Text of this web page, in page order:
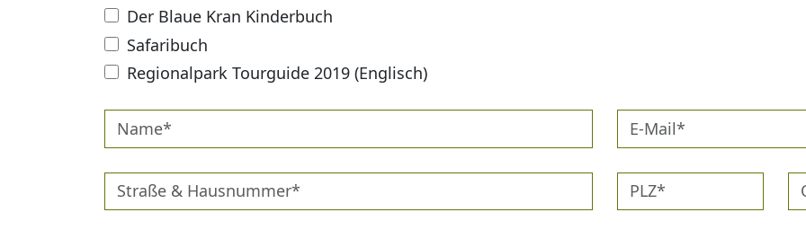
Der Blaue Kran Kinderbuch
Safaribuch
Regionalpark Tourguide 2019 (Englisch)
Name*
Mail*
Straße
&
PLZ*